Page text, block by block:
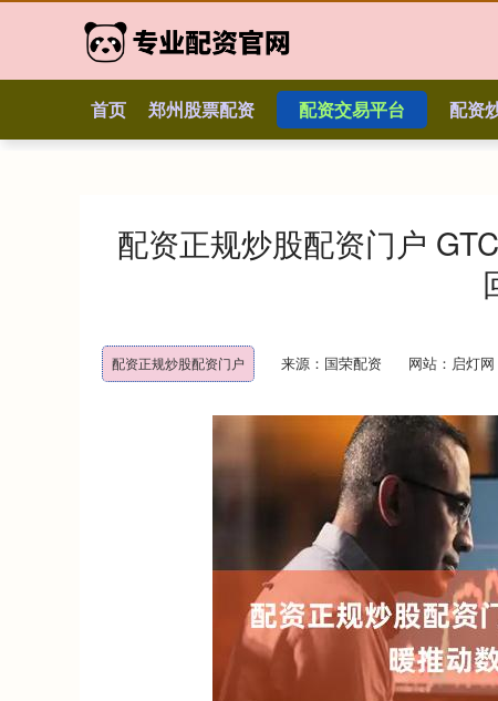
首页 郑州股票配资 配资交易平台 配资
配资正规炒股配资门户
配资正规炒股配资门户 来源：国荣配资 网站：启灯网